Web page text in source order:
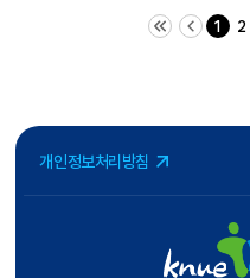
처음 페이지 이전 10 페이지
1 2
개인정보처리방침